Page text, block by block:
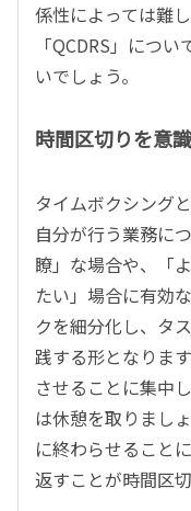
係性によっては難
「QCDRS」につ
いでしょう。
時間区切りを意
タイムボクシング
自分が行う業務に
瞭」な場合や、「
たい」場合に有効
クを細分化し、タ
践する形となりま
させることに集中
は休憩を取りまし
に終わらせること
返すことが時間区切